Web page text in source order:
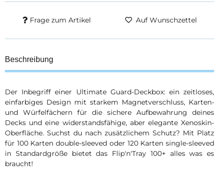
Frage zum Artikel Auf Wunschzettel
Beschreibung
Der Inbegriff einer Ultimate Guard-Deckbox: ein zeitloses,
einfarbiges Design mit starkem Magnetverschluss, Karten-
und Würfelfächern für die sichere Aufbewahrung deines
Decks und eine widerstandsfähige, aber elegante Xenoskin-
Oberfläche. Suchst du nach zusätzlichem Schutz? Mit Platz
für 100 Karten double-sleeved oder 120 Karten single-sleeved
in Standardgröße bietet das Flip'n'Tray 100+ alles was es
braucht!